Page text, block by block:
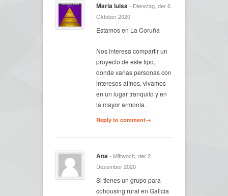
Maria luisa- Dienstag, der 6.
Oktober 2020
Estamos en La Coruña
Nos interesa compartir un
proyecto de este tipo,
donde varias personas con
intereses afines, vivamos
en un lugar tranquilo y en
la mayor armonía.
Reply to comment→
Ana- Mittwoch, der 2.
Dezember 2020
Si tienes un grupo para
cohousing rural en Galicia